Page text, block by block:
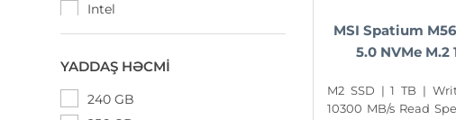
Intel
Kingston
Lexar
Patriot
YADDAŞ HƏCMI
240 GB
MSI Spatium
5.0 NVMe M.2
M2 SSD | 1 TB |
10300 MB/s Read